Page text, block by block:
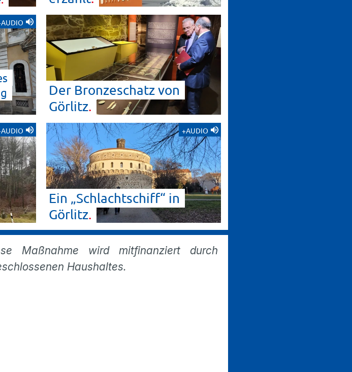
Der Bronzeschatz von
Görlitz
Ein „Schlachtschiff“ in
Görlitz
+AUDIO
Maßnahme wird mitfinanziert durch
Haushaltes.